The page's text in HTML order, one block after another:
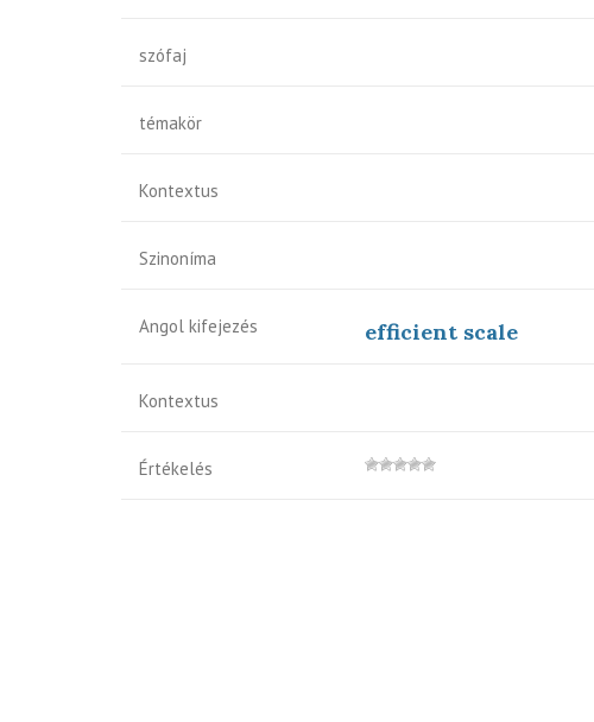
szófaj
témakör
Kontextus
Szinoníma
Angol kifejezés efficient scale
Kontextus
Értékelés